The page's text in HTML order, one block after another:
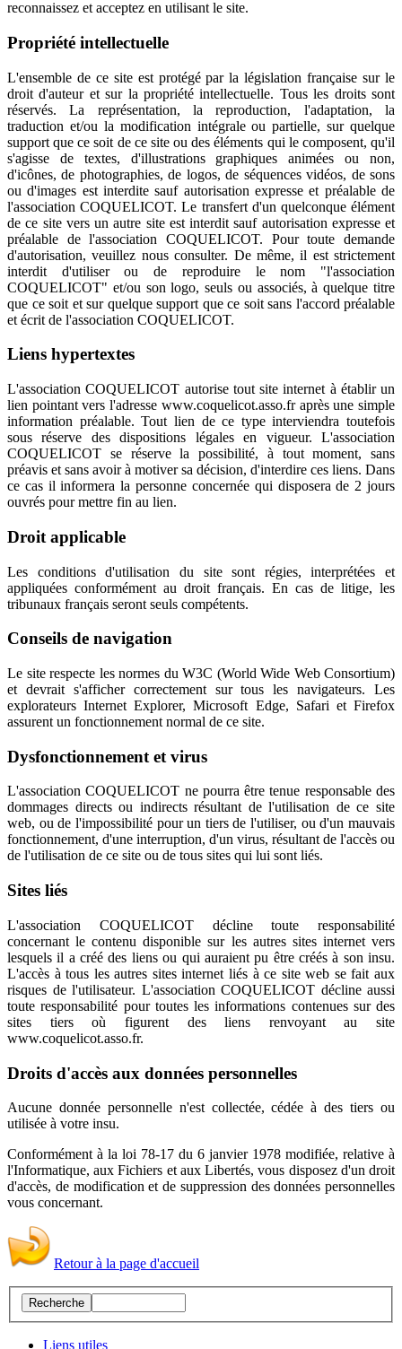
reconnaissez et acceptez en utilisant le site.
Propriété intellectuelle
L'ensemble de ce site est protégé par la législation française sur le
droit d'auteur et sur la propriété intellectuelle. Tous les droits sont
réservés. La représentation, la reproduction, l'adaptation, la
traduction et/ou la modification intégrale ou partielle, sur quelque
support que ce soit de ce site ou des éléments qui le composent, qu'il
s'agisse de textes, d'illustrations graphiques animées ou non,
d'icônes, de photographies, de logos, de séquences vidéos, de sons
ou d'images est interdite sauf autorisation expresse et préalable de
l'association COQUELICOT. Le transfert d'un quelconque élément
de ce site vers un autre site est interdit sauf autorisation expresse et
préalable de l'association COQUELICOT. Pour toute demande
d'autorisation, veuillez nous consulter. De même, il est strictement
interdit d'utiliser ou de reproduire le nom "l'association
COQUELICOT" et/ou son logo, seuls ou associés, à quelque titre
que ce soit et sur quelque support que ce soit sans l'accord préalable
et écrit de l'association COQUELICOT.
Liens hypertextes
L'association COQUELICOT autorise tout site internet à établir un
lien pointant vers l'adresse www.coquelicot.asso.fr après une simple
information préalable. Tout lien de ce type interviendra toutefois
sous réserve des dispositions légales en vigueur. L'association
COQUELICOT se réserve la possibilité, à tout moment, sans
préavis et sans avoir à motiver sa décision, d'interdire ces liens. Dans
ce cas il informera la personne concernée qui disposera de 2 jours
ouvrés pour mettre fin au lien.
Droit applicable
Les conditions d'utilisation du site sont régies, interprétées et
appliquées conformément au droit français. En cas de litige, les
tribunaux français seront seuls compétents.
Conseils de navigation
Le site respecte les normes du W3C (World Wide Web Consortium)
et devrait s'afficher correctement sur tous les navigateurs. Les
explorateurs Internet Explorer, Microsoft Edge, Safari et Firefox
assurent un fonctionnement normal de ce site.
Dysfonctionnement et virus
L'association COQUELICOT ne pourra être tenue responsable des
dommages directs ou indirects résultant de l'utilisation de ce site
web, ou de l'impossibilité pour un tiers de l'utiliser, ou d'un mauvais
fonctionnement, d'une interruption, d'un virus, résultant de l'accès ou
de l'utilisation de ce site ou de tous sites qui lui sont liés.
Sites liés
L'association COQUELICOT décline toute responsabilité
concernant le contenu disponible sur les autres sites internet vers
lesquels il a créé des liens ou qui auraient pu être créés à son insu.
L'accès à tous les autres sites internet liés à ce site web se fait aux
risques de l'utilisateur. L'association COQUELICOT décline aussi
toute responsabilité pour toutes les informations contenues sur des
sites tiers où figurent des liens renvoyant au site
www.coquelicot.asso.fr.
Droits d'accès aux données personnelles
Aucune donnée personnelle n'est collectée, cédée à des tiers ou
utilisée à votre insu.
Conformément à la loi 78-17 du 6 janvier 1978 modifiée, relative à
l'Informatique, aux Fichiers et aux Libertés, vous disposez d'un droit
d'accès, de modification et de suppression des données personnelles
vous concernant.
Retour à la page d'accueil
Liens utiles